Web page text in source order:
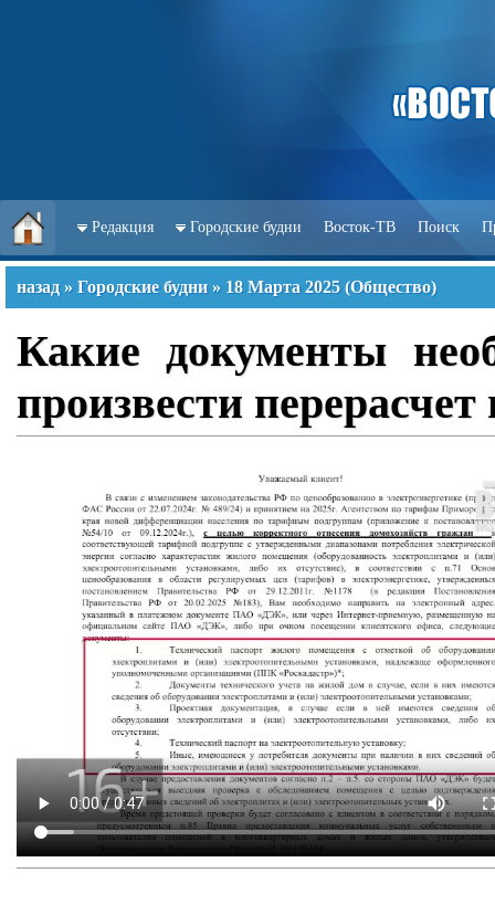
Редакция Городские будни Восток-ТВ Поиск
назад » Городские будни » 18 Марта 2025 (Общество)
Какие документы
произвести